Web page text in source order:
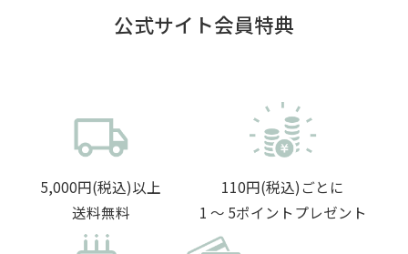
公式サイト会員特典
5,000円(税込)以上
送料無料
110円(税込)ごとに
1 〜 5ポイントプレゼント